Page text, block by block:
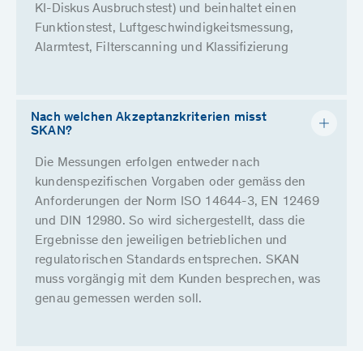
KI-Diskus Ausbruchstest) und beinhaltet einen
Funktionstest, Luftgeschwindigkeitsmessung,
Alarmtest, Filterscanning und Klassifizierung
Nach welchen Akzeptanzkriterien misst
SKAN?
Die Messungen erfolgen entweder nach
kundenspezifischen Vorgaben oder gemäss den
Anforderungen der Norm ISO 14644-3, EN 12469
und DIN 12980. So wird sichergestellt, dass die
Ergebnisse den jeweiligen betrieblichen und
regulatorischen Standards entsprechen. SKAN
muss vorgängig mit dem Kunden besprechen, was
genau gemessen werden soll.